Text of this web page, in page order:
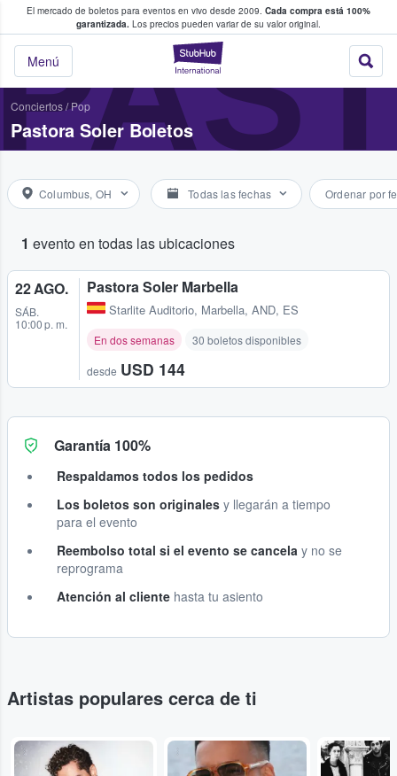
El mercado de boletos para eventos en vivo desde 2009. Cada compra está 100%
garantizada. Los precios pueden variar de su valor original.
StubHub: donde
Menú
fans compran y venden boletos
Conciertos/Pop
Pastora Soler Boletos
Columbus, OH Todas las fechas Ordenar por
1 evento en todas las ubicaciones
22 AGO.
SÁB.
10:00 p. m.
Pastora Soler Marbella
Starlite Auditorio, Marbella, AND, ES
En dos semanas 30 boletos disponibles
desde USD 144
Garantía 100%
Respaldamos todos los pedidos
Los boletos son originales y llegarán a tiempo
para el evento
Reembolso total si el evento se cancela y no se
reprograma
Atención al cliente hasta tu asiento
Artistas populares cerca de ti
... ... ...